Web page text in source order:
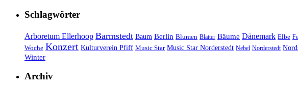
Schlagwörter
Arboretum Ellerhoop Barmstedt Baum Berlin Blumen Blätter Bäume Dänemark Elbe
Woche Konzert Kulturverein Pfiff Music Star Music Star Norderstedt Nebel Norderstedt
Winter
Archiv